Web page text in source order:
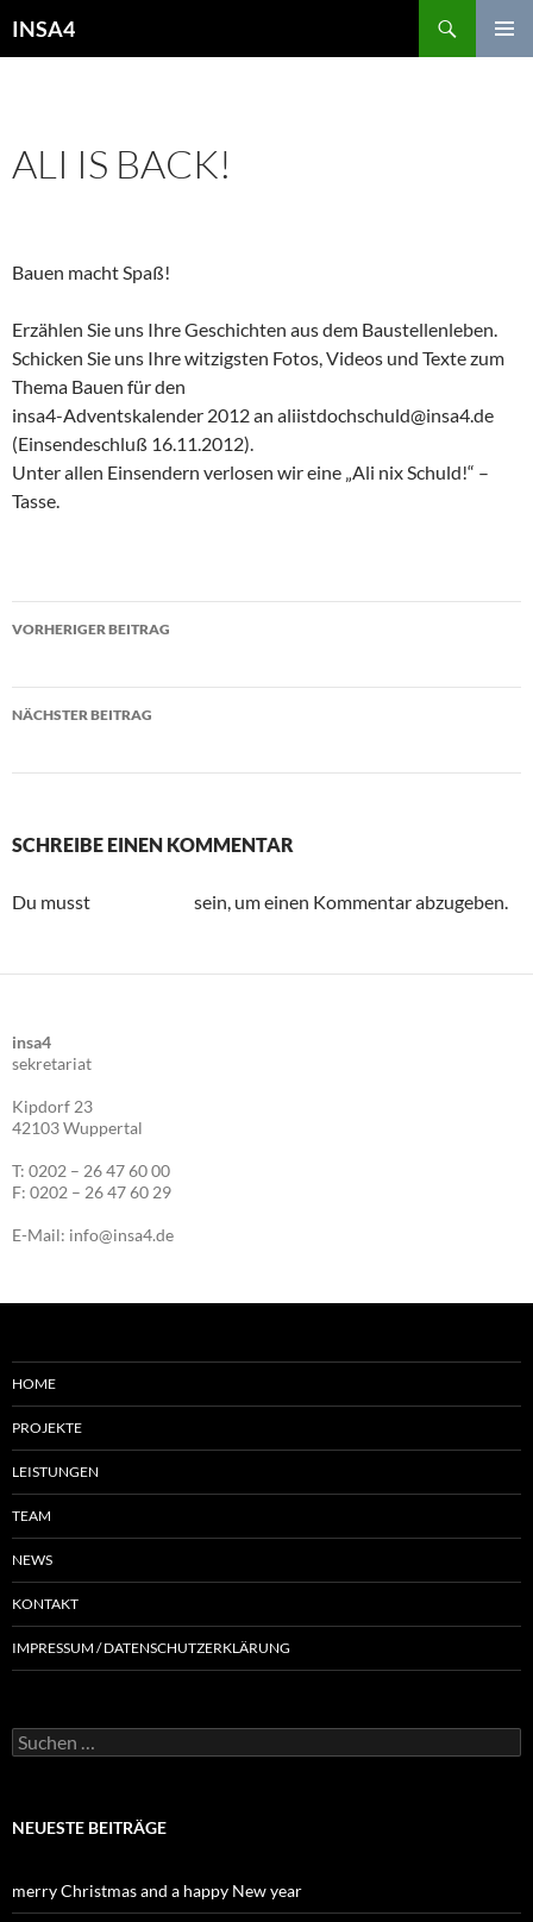
INSA4
ALI IS BACK!
Bauen macht Spaß!
Erzählen Sie uns Ihre Geschichten aus dem Baustellenleben.
Schicken Sie uns Ihre witzigsten Fotos, Videos und Texte zum
Thema Bauen für den
insa4-Adventskalender 2012 an aliistdochschuld@insa4.de
(Einsendeschluß 16.11.2012).
Unter allen Einsendern verlosen wir eine „Ali nix Schuld!“ –
Tasse.
VORHERIGER BEITRAG
NÄCHSTER BEITRAG
SCHREIBE EINEN KOMMENTAR
Du musst sein, um einen Kommentar abzugeben.
insa4
sekretariat
Kipdorf 23
42103 Wuppertal
T: 0202 – 26 47 60 00
F: 0202 – 26 47 60 29
E-Mail: info@insa4.de
HOME
PROJEKTE
LEISTUNGEN
TEAM
NEWS
KONTAKT
IMPRESSUM / DATENSCHUTZERKLÄRUNG
NEUESTE BEITRÄGE
merry Christmas and a happy New year